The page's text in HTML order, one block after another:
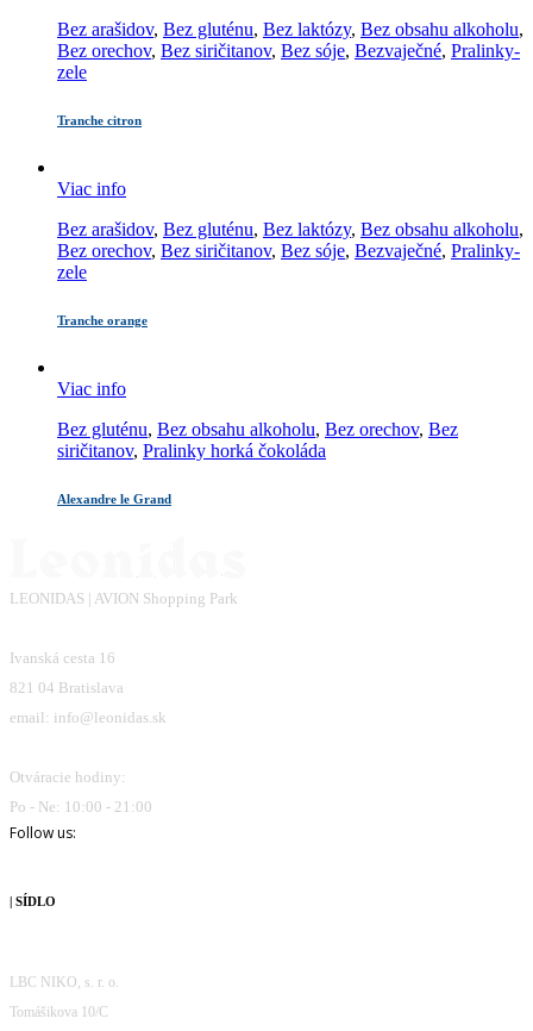
Bez arašidov, Bez gluténu, Bez laktózy, Bez obsahu alkoholu,
Bez orechov, Bez siričitanov, Bez sóje, Bezvaječné, Pralinky-
zele
Tranche citron
Viac info
Bez arašidov, Bez gluténu, Bez laktózy, Bez obsahu alkoholu,
Bez orechov, Bez siričitanov, Bez sóje, Bezvaječné, Pralinky-
zele
Tranche orange
Viac info
Bez gluténu, Bez obsahu alkoholu, Bez orechov, Bez
siričitanov, Pralinky horká čokoláda
Alexandre le Grand
LEONIDAS | AVION Shopping Park
Ivanská cesta 16
821 04 Bratislava
email: info@leonidas.sk
Otváracie hodiny:
Po - Ne: 10:00 - 21:00
Follow us:
| SÍDLO
LBC NIKO, s. r. o.
Tomášikova 10/C